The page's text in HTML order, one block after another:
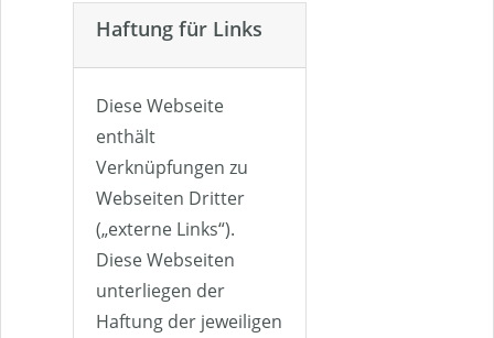
Haftung für Links
Diese Webseite
enthält
Verknüpfungen zu
Webseiten Dritter
(„externe Links“).
Diese Webseiten
unterliegen der
Haftung der jeweiligen